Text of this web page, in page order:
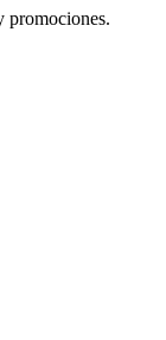
promociones.